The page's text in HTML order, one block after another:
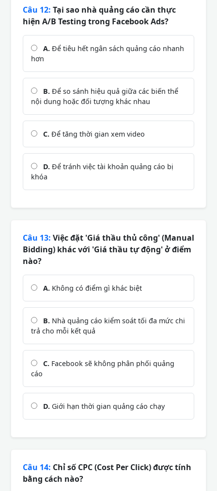
Câu 12: Tại sao nhà quảng cáo cần thực
hiện A/B Testing trong Facebook Ads?
A. Để tiêu hết ngân sách quảng cáo nhanh
hơn
B. Để so sánh hiệu quả giữa các biến thể
nội dung hoặc đối tượng khác nhau
C. Để tăng thời gian xem video
D. Để tránh việc tài khoản quảng cáo bị
khóa
Câu 13: Việc đặt 'Giá thầu thủ công' (Manual
Bidding) khác với 'Giá thầu tự động' ở điểm
nào?
A. Không có điểm gì khác biệt
B. Nhà quảng cáo kiểm soát tối đa mức chi
trả cho mỗi kết quả
C. Facebook sẽ không phân phối quảng
cáo
D. Giới hạn thời gian quảng cáo chạy
Câu 14: Chỉ số CPC (Cost Per Click) được tính
bằng cách nào?